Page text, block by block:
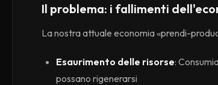
Il problema: i fallimenti
La nostra attuale economia «prendi-
Esaurimento delle risorse:
possano rigenerarsi